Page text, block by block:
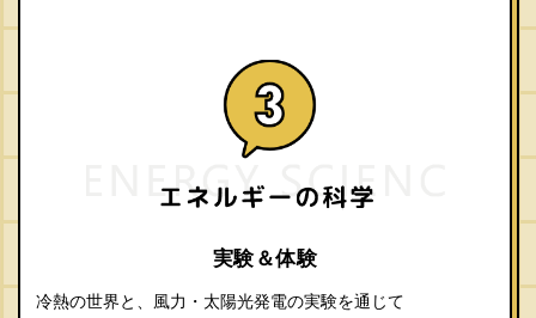
実験＆体験
冷熱の世界と、風力・太陽光発電の実験を通じて